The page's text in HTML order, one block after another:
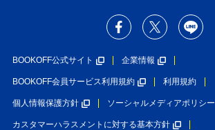
BOOKOFF公式サイト 企業情報
BOOKOFF会員サービス利用規約 利用規約
個人情報保護方針 ソーシャルメディアポリシー
カスタマーハラスメントに対する基本方針